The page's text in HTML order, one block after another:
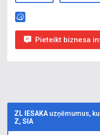
Pieteikt biznesa
ZL IESAKA uzņēmumus,
Z, SIA